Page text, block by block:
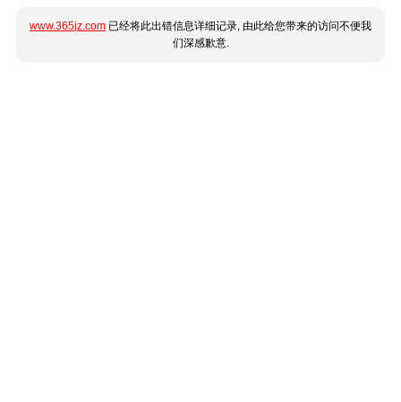
www.365jz.com 已经将此出错信息详细记录, 由此给您带来的访问不便我
们深感歉意.